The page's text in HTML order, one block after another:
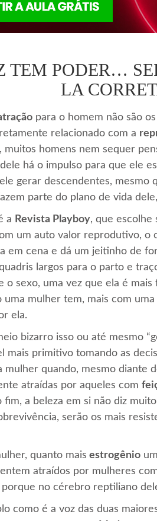
TEM PODER…
LA
para o homem não são
relacionado com a
muitos homens nem sequer
há o impulso para que ele
gerar descendentes, mesmo
parte do plano de vida
a Revista Playboy, que escolhe
um auto valor reprodutivo, o
em cena e dá um jeitinho de
largos para o parto e
o sexo, uma vez que ela é
uma mulher tem, mais com
ela.
bizarro isso ou até mesmo
mais primitivo tomando as
mulher quando, mesmo diante
atraídas por aqueles com
fim, a beleza em si não diz
serão os mais
quanto mais estrogênio
atraídos por mulheres
porque no cérebro reptiliano
como é a voz das duas